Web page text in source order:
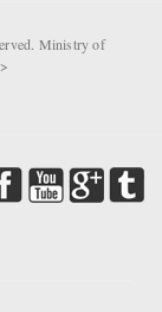
Ministry of